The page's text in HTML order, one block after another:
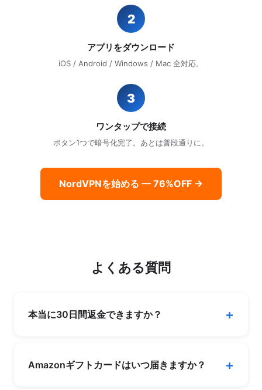
2
アプリをダウンロード
iOS / Android / Windows / Mac 全対応。
3
ワンタップで接続
ボタン1つで暗号化完了。あとは普段通りに。
NordVPNを始める — 76%OFF →
よくある質問
本当に30日間返金できますか？
れば、理由を問わず全額返金されます。手続きは
Amazonギフトカードはいつ届きますか？